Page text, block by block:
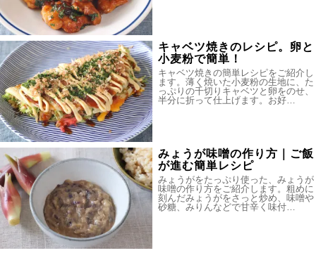
キャベツ焼きのレシピ。卵と
小麦粉で簡単！
キャベツ焼きの簡単レシピをご紹介し
ます。薄く焼いた小麦粉の生地に、た
っぷりの千切りキャベツと卵をのせ、
半分に折って仕上げます。お好…
みょうが味噌の作り方｜ご飯
が進む簡単レシピ
みょうがをたっぷり使った、みょうが
味噌の作り方をご紹介します。粗めに
刻んだみょうがをさっと炒め、味噌や
砂糖、みりんなどで甘辛く味付…